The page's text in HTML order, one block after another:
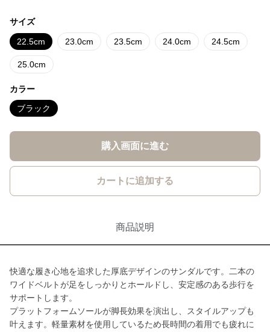
サイズ
22.5cm 23.0cm 23.5cm 24.0cm 24.5cm
25.0cm
カラー
ブラック
購入画面に進む
カートに追加する
商品説明
快適な履き心地を追求した厚底デザインのサンダルです。二本の
ワイドベルトが足をしっかりとホールドし、安定感のある歩行を
サポートします。
プラットフォームソールが脚長効果を演出し、スタイルアップも
叶えます。軽量素材を使用しているため長時間の着用でも疲れに